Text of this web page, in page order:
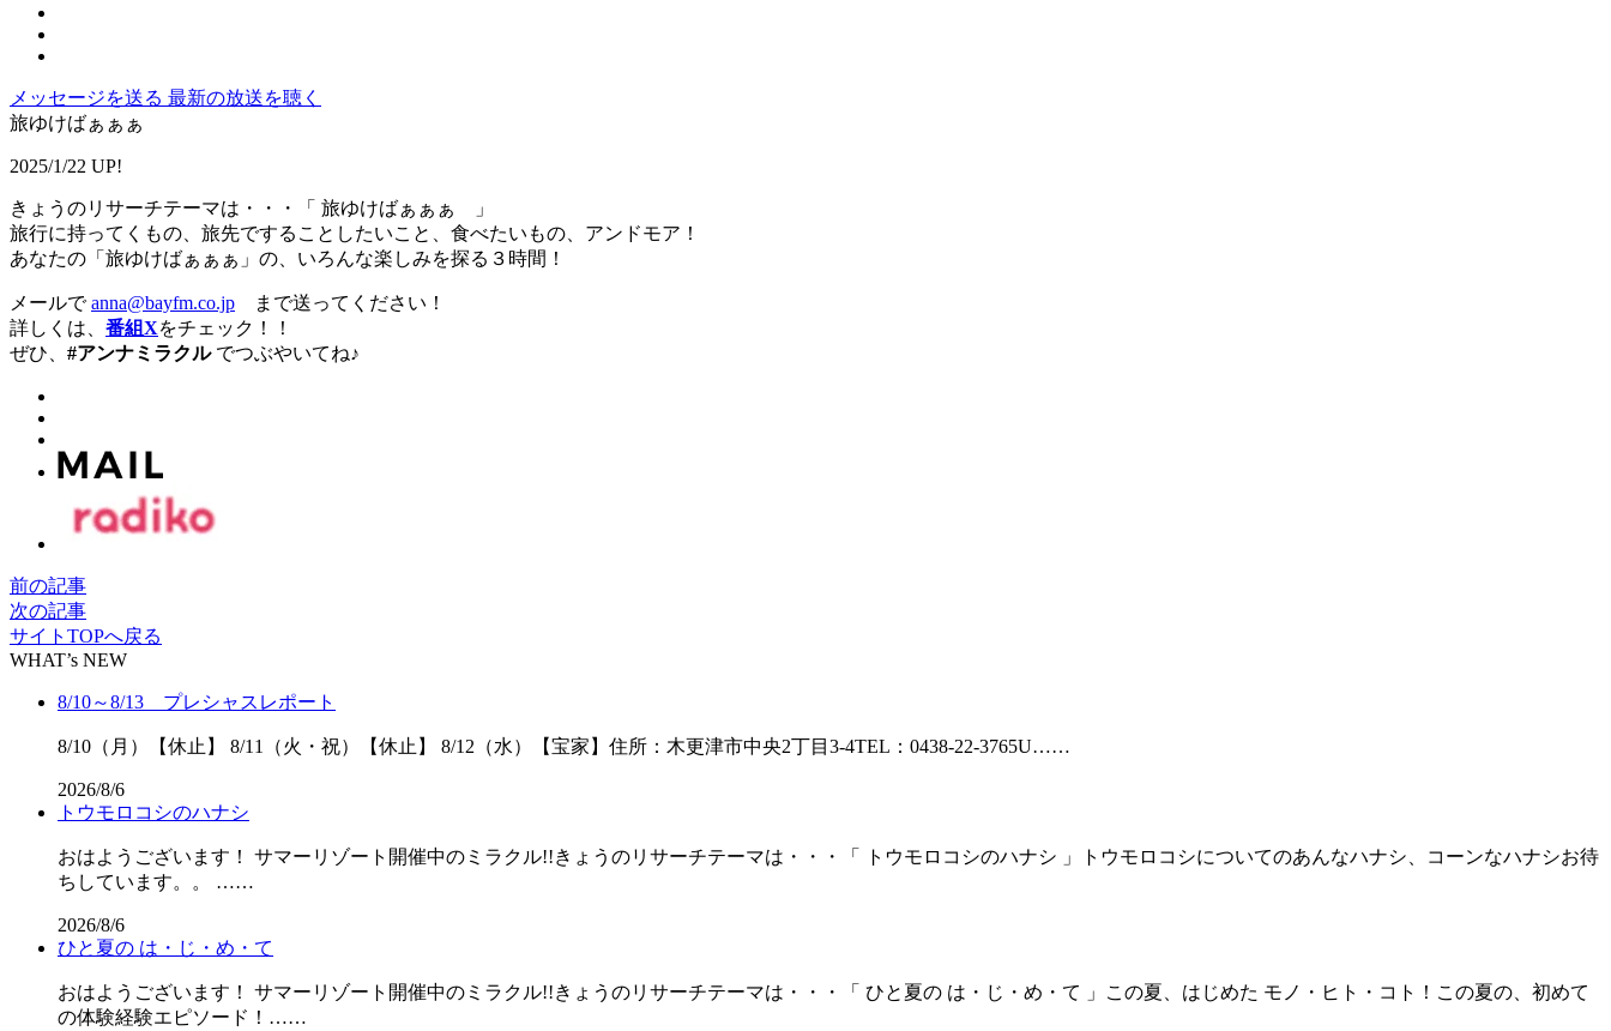
メッセージを送る 最新の放送を聴く
旅ゆけばぁぁぁ
2025/1/22 UP!
きょうのリサーチテーマは・・・「 旅ゆけばぁぁぁ 」
旅行に持ってくもの、旅先ですることしたいこと、食べたいもの、アンドモア！
あなたの「旅ゆけばぁぁぁ」の、いろんな楽しみを探る３時間！
メールでanna@bayfm.co.jp まで送ってください！
詳しくは、 番組Xをチェック！！
ぜひ、 #アンナミラクルでつぶやいてね♪
前の記事
次の記事
サイトTOPへ戻る
WHAT’s NEW
8/10～8/13 プレシャスレポート
8/10（月）【休止】 8/11（火・祝）【休止】 8/12（水）【宝家】住所：木更津市中央2丁目3-4TEL：0438-22-3765U……
2026/8/6
トウモロコシのハナシ
おはようございます！ サマーリゾート開催中のミラクル!!きょうのリサーチテーマは・・・「 トウモロコシのハナシ 」トウモロコシについてのあんなハナシ、コーンなハナシお待
ちしています。。 ……
2026/8/6
ひと夏の は・じ・め・て
おはようございます！ サマーリゾート開催中のミラクル!!きょうのリサーチテーマは・・・「 ひと夏の は・じ・め・て 」この夏、はじめた モノ・ヒト・コト！この夏の、初めて
の体験経験エピソード！……